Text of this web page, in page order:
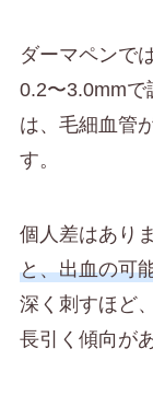
ダーマペンで
0.2〜3.0mmで
は、毛細血管
す。
個人差はあり
と、出血の可
深く刺すほど
長引く傾向が